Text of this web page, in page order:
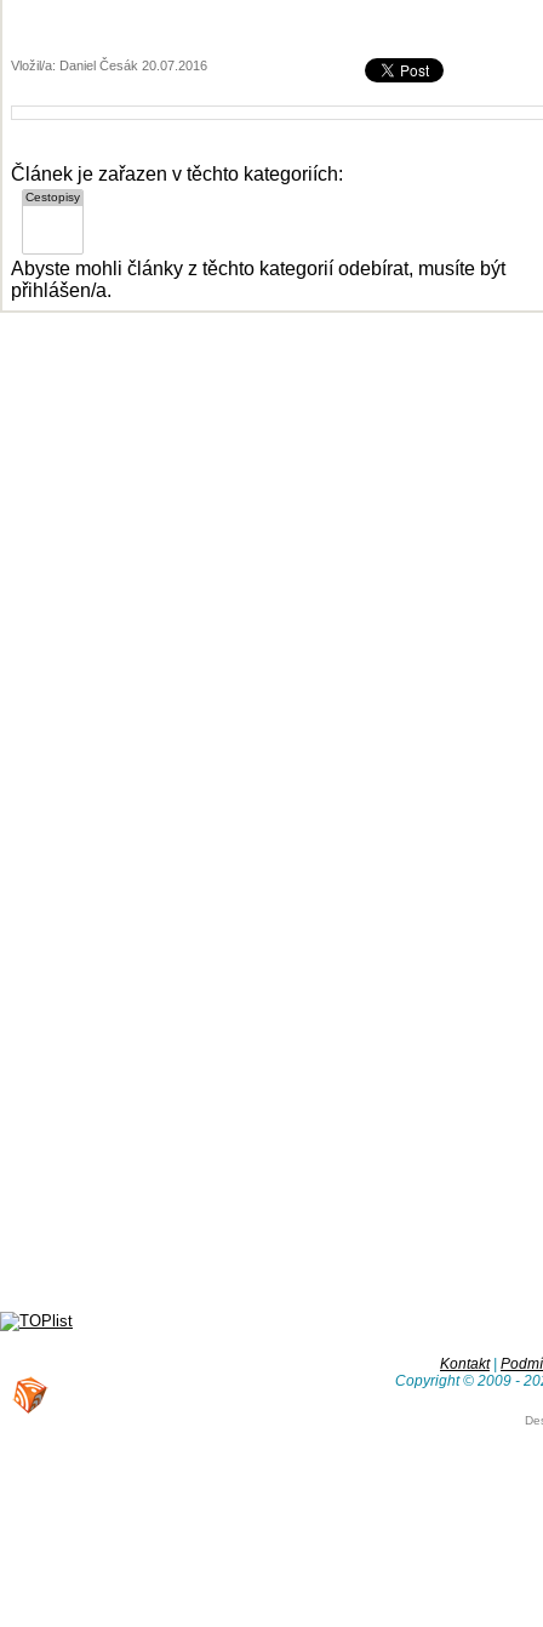
Vložil/a: Daniel Česák 20.07.2016
Článek je zařazen v těchto kategoriích:
Abyste mohli články z těchto kategorií odebírat, musíte být
přihlášen/a.
Kontakt|
Copyright © 2009 -